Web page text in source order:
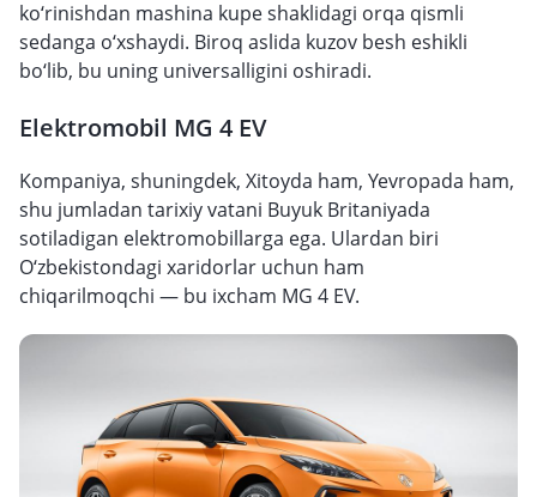
ko‘rinishdan mashina kupe shaklidagi orqa qismli
sedanga o‘xshaydi. Biroq aslida kuzov besh eshikli
bo‘lib, bu uning universalligini oshiradi.
Elektromobil MG 4 EV
Kompaniya, shuningdek, Xitoyda ham, Yevropada ham,
shu jumladan tarixiy vatani Buyuk Britaniyada
sotiladigan elektromobillarga ega. Ulardan biri
O‘zbekistondagi xaridorlar uchun ham
chiqarilmoqchi — bu ixcham MG 4 EV.